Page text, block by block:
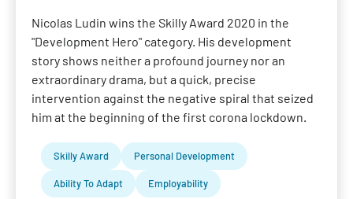
Nicolas Ludin wins the Skilly Award 2020 in the
"Development Hero" category. His development
story shows neither a profound journey nor an
extraordinary drama, but a quick, precise
intervention against the negative spiral that seized
him at the beginning of the first corona lockdown.
Skilly Award Personal Development
Ability To Adapt Employability